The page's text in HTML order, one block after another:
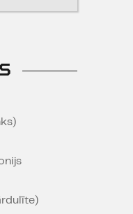
uzlīmi,
nav tikai